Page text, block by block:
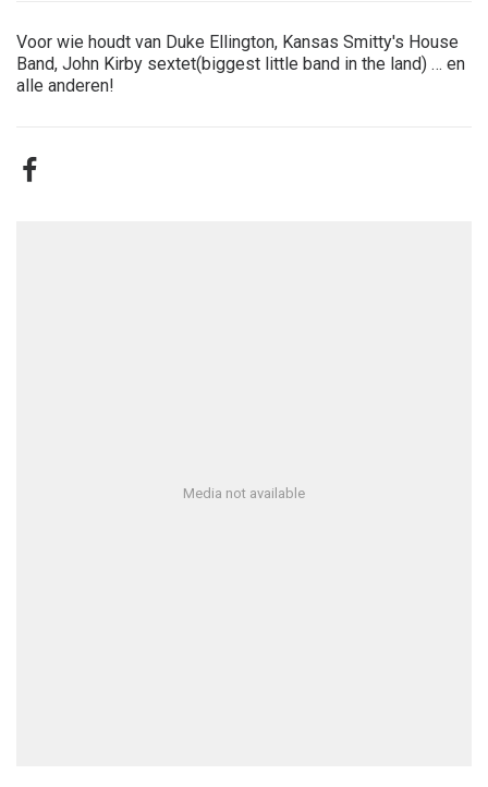
Media not available
Voor wie houdt van Duke Ellington, Kansas Smitty's House
Band, John Kirby sextet(biggest little band in the land) … en
alle anderen!